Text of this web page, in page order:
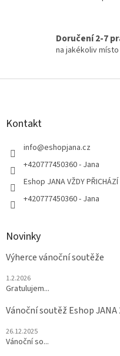
Doručení 2-7
na jakékoliv místo
Z
Kontakt
info@eshopjana.cz
+420777450360 - Jana
Eshop JANA VŽDY
+420777450360 - Jana
Novinky
Výherce vánoční soutěže
1.2.2026
Gratulujem...
Vánoční soutěž Eshop JANA
26.12.2025
Vánoční so...